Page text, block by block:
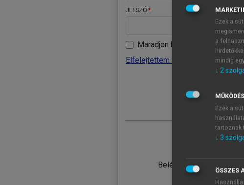
JELSZÓ
Maradjon belépve
Elfelejtettem a jelszavamat
Belépés intézményi
Ezek a
a
mindig
↓ 2
Ezek a
tartoznak
↓ 3
ÖSSZES